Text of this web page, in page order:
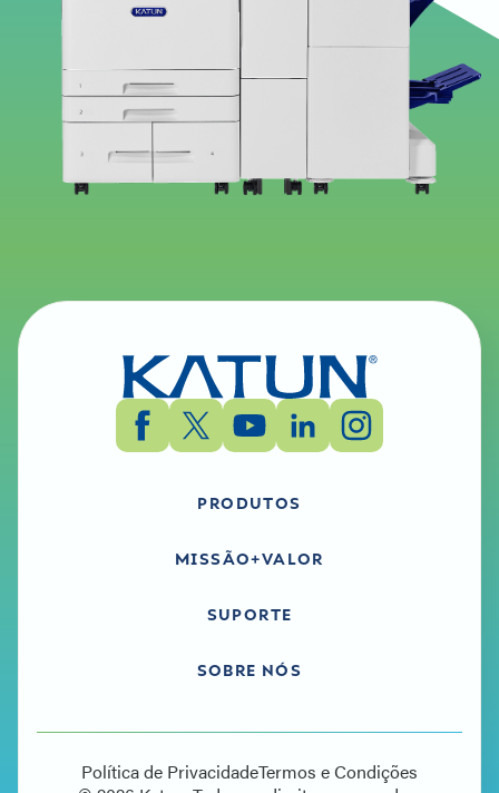
PRODUTOS
MISSÃO+VALOR
SUPORTE
SOBRE NÓS
Política de PrivacidadeTermos e Condições